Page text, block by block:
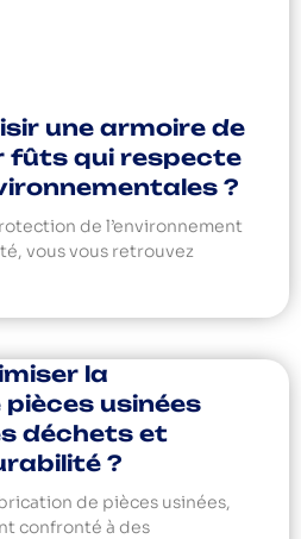
une armoire de
fûts qui respecte
?
de l’environnement
vous vous retrouvez
la
usinées
déchets et
?
de pièces usinées,
confronté à des